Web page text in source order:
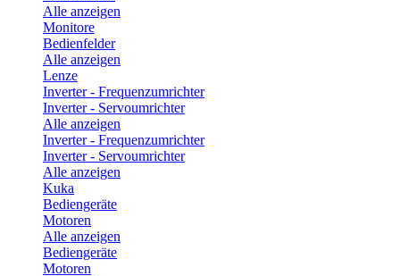
Alle anzeigen
Monitore
Bedienfelder
Alle anzeigen
Lenze
Inverter - Frequenzumrichter
Inverter - Servoumrichter
Alle anzeigen
Inverter - Frequenzumrichter
Inverter - Servoumrichter
Alle anzeigen
Kuka
Bediengeräte
Motoren
Alle anzeigen
Bediengeräte
Motoren